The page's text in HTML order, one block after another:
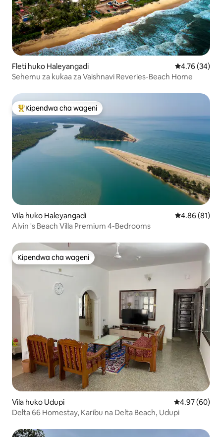
Fleti huko Haleyangadi Ukadiriaji wa
4.76 (34)
Sehemu za kukaa za Vaishnavi Reveries-Beach Home
Kipendwa maarufu cha wageni
Kipendwa cha wageni
Vila huko Haleyangadi Ukadiriaji wa
4.86 (81)
Alvin 's Beach Villa Premium 4-Bedrooms
Kipendwa cha wageni
Kipendwa cha wageni
Vila huko Udupi Ukadiriaji wa
4.97 (60)
Delta 66 Homestay, Karibu na Delta Beach, Udupi